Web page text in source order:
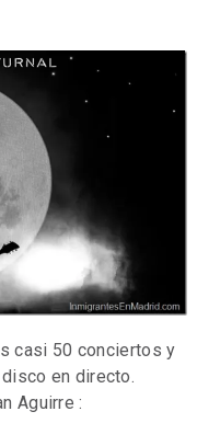
casi 50 conciertos y
en directo.
Aguirre :